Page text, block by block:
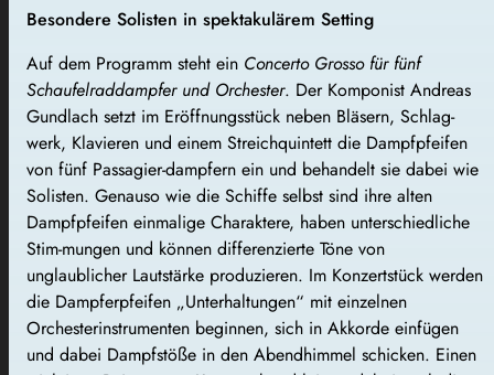
Besondere Solisten in spektakulärem Setting
Auf dem Programm steht ein Concerto Grosso für fünf
Schaufelraddampfer und Orchester. Der Komponist Andreas
Gundlach setzt im Eröffnungsstück neben Bläsern, Schlag-
werk, Klavieren und einem Streichquintett die Dampfpfeifen
von fünf Passagier-dampfern ein und behandelt sie dabei wie
Solisten. Genauso wie die Schiffe selbst sind ihre alten
Dampfpfeifen einmalige Charaktere, haben unterschiedliche
Stim-mungen und können differenzierte Töne von
unglaublicher Lautstärke produzieren. Im Konzertstück werden
die Dampferpfeifen „Unterhaltungen“ mit einzelnen
Orchesterinstrumenten beginnen, sich in Akkorde einfügen
und dabei Dampfstöße in den Abendhimmel schicken. Einen